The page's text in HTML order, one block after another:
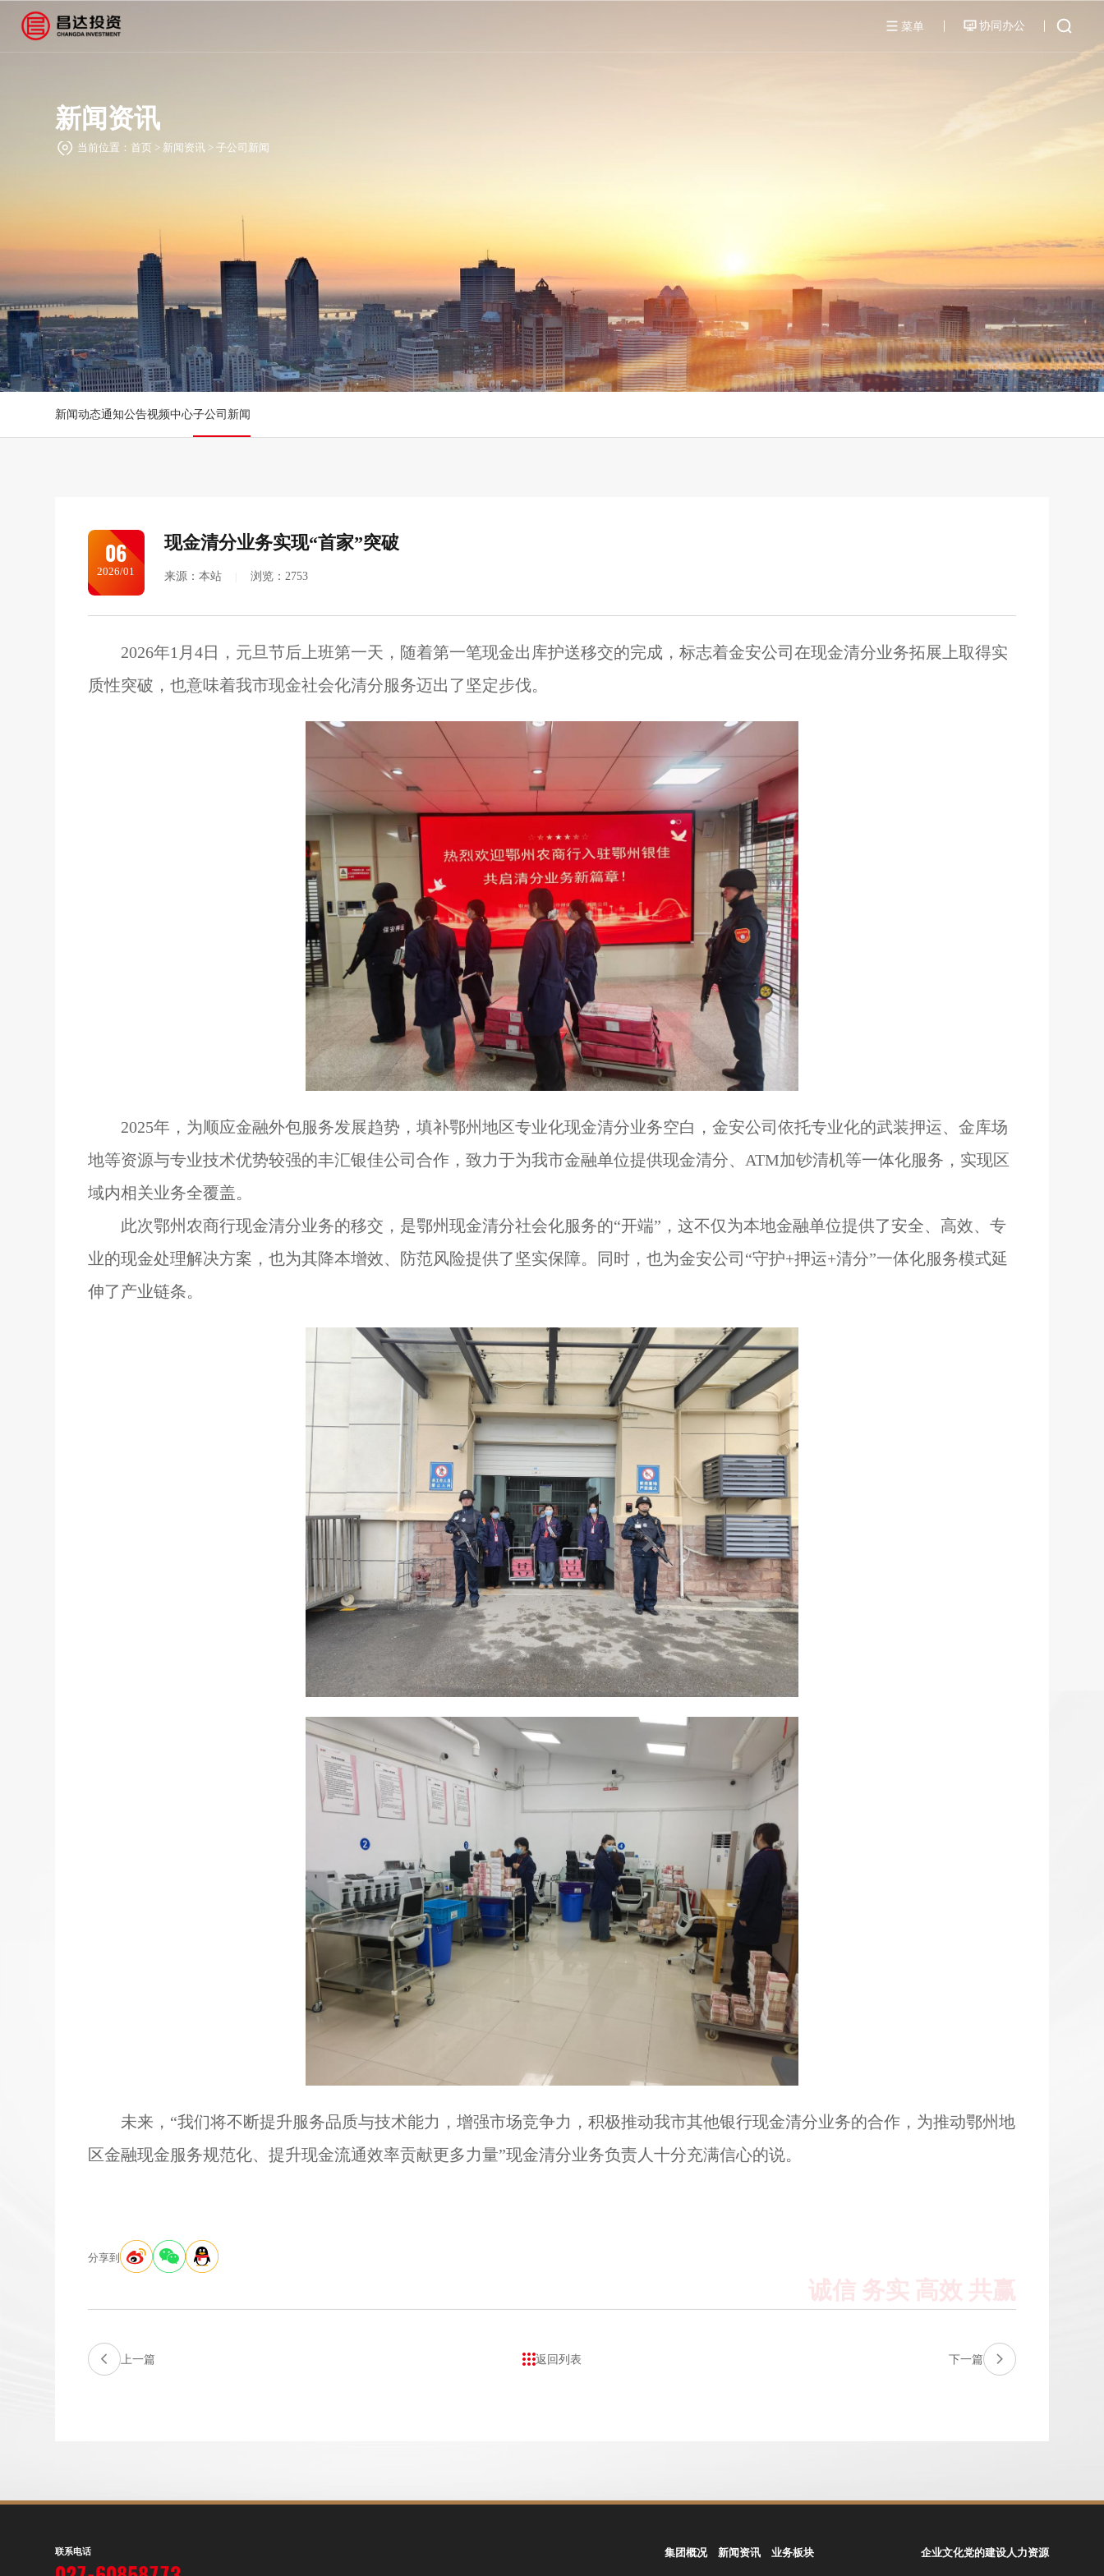
菜单 协同办公
新闻资讯
当前位置： 首页> 新闻资讯> 子公司新闻
新闻动态通知公告视频中心子公司新闻
06
2026/01
现金清分业务实现“首家”突破
来源：本站 浏览：2753
2026年1月4日，元旦节后上班第一天，随着第一笔现金出库护送移交的完成，标志着金安公司在现金清分业务拓展上取得实
质性突破，也意味着我市现金社会化清分服务迈出了坚定步伐。
2025年，为顺应金融外包服务发展趋势，填补鄂州地区专业化现金清分业务空白，金安公司依托专业化的武装押运、金库场
地等资源与专业技术优势较强的丰汇银佳公司合作 ，致力于为我市金融单位提供现金清分、ATM加钞清机等一体化服务，实现区
域内相关业务全覆盖。
此次鄂州农商行现金清分业务的移交 ，是鄂州现金清分社会化服务的“开端” ，这不仅为本地金融单位提供了安全、高效、专
业的现金处理解决方案，也为其降本增效、防范风险提供了坚实保障。同时，也为金安公司“守护+押运+清分”一体化服务模式延
伸了产业链条。
未来，“我们将不断提升服务品质与技术能力，增强市场竞争力，积极推动我市其他银行现金清分业务的合作，为推动鄂州地
区金融现金服务规范化、提升现金流通效率贡献更多力量”现金清分业务负责人十分充满信心的说。
分享到
上一篇 返回列表 下一篇
联系电话 集团概况 新闻资讯 业务板块 企业文化党的建设人力资源